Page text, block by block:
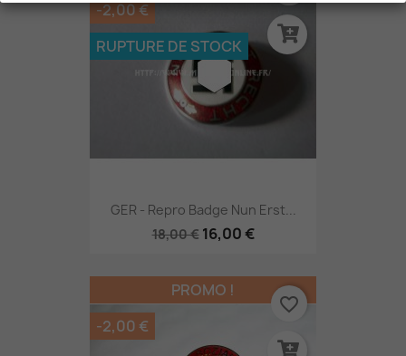
GER - Repro Badge Nun Erst...
18,00 € 16,00 €
-2,00 €
RUPTURE DE STOCK
PROMO !
-2,00 €
favorite_border